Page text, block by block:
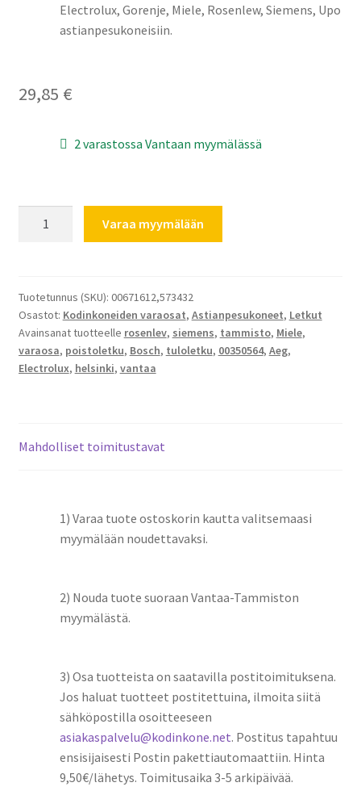
Electrolux, Gorenje, Miele, Rosenlew, Siemens, Upo
astianpesukoneisiin.
29,85 €
2 varastossa Vantaan myymälässä
määrä
Varaa myymälään
Tuotetunnus (SKU): 00671612,573432
Osastot: Kodinkoneiden varaosat, Astianpesukoneet, Letkut
Avainsanat tuotteelle rosenlev, siemens, tammisto, Miele,
varaosa, poistoletku, Bosch, tuloletku, 00350564, Aeg,
Electrolux, helsinki, vantaa
Mahdolliset toimitustavat
1) Varaa tuote ostoskorin kautta valitsemaasi
myymälään noudettavaksi.
2) Nouda tuote suoraan Vantaa-Tammiston
myymälästä.
3) Osa tuotteista on saatavilla postitoimituksena.
Jos haluat tuotteet postitettuina, ilmoita siitä
sähköpostilla osoitteeseen
asiakaspalvelu@kodinkone.net. Postitus tapahtuu
ensisijaisesti Postin pakettiautomaattiin. Hinta
9,50€/lähetys. Toimitusaika 3-5 arkipäivää.